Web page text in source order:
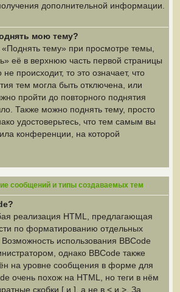
дополнительной информации.
мою тему?
тему» при просмотре темы,
её в верхнюю часть первой страницы
происходит, то это означает, что
тем могла быть отключена, или
пройти до повторного поднятия
Также можно поднять тему, просто
удостоверьтесь, что тем самым вы
конференции, на которой
сообщений и типы создаваемых тем
реализация HTML, предлагающая
по форматированию отдельных
использования BBCode
однако BBCode также
на уровне сообщения в форме для
очень похож на HTML, но теги в нём
скобки [ и ], а не в < и >. За